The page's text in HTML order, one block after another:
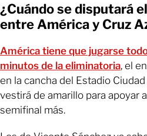
¿Cuándo se disputará
entre América y Cruz
América tiene que jugarse
minutos de la eliminatoria, el
en la cancha del Estadio
vestirá de amarillo para apoyar
semifinal más.